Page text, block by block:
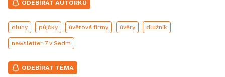
ODEBÍRAT AUTORKU
dluhy půjčky úvěrové firmy úvěry dlužník
newsletter 7 v Sedm
ODEBÍRAT TÉMA